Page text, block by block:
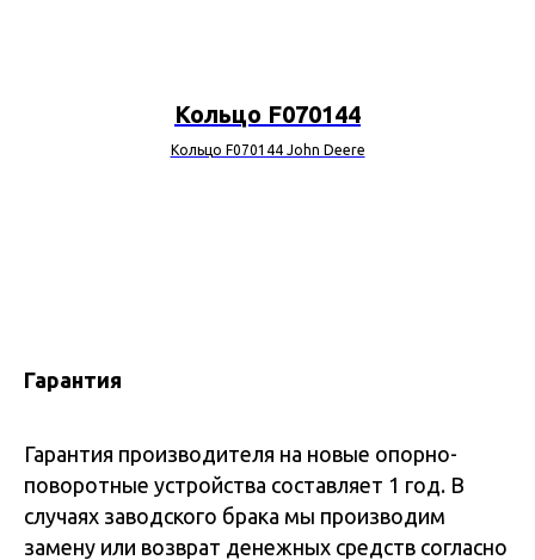
Кольцо F070144
Кольцо F070144 John Deere
Гарантия
Гарантия производителя на новые опорно-
поворотные устройства составляет 1 год. В
случаях заводского брака мы производим
замену или возврат денежных средств согласно